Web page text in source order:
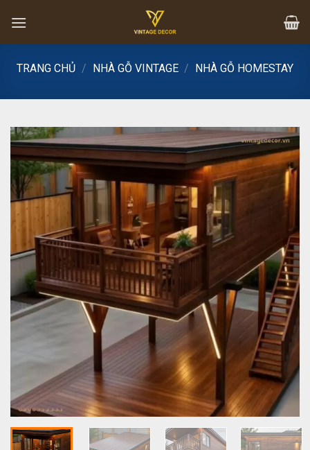
content
TRANG CHỦ / NHÀ GỖ VINTAGE / NHÀ GỖ HOMESTAY